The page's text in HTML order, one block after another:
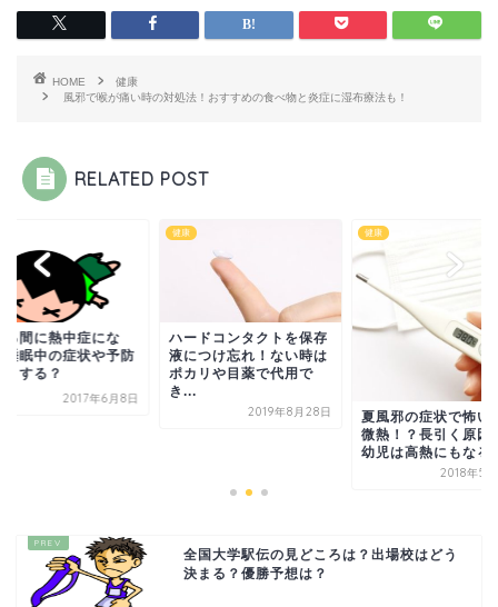
HOME
健康
風邪で喉が痛い時の対処法！おすすめの食べ物と炎症に湿布療法も！
RELATED POST
る間に熱中症にな
睡眠中の症状や予防
うする？
2017年6月8日
健康
ハードコンタクトを保存
液につけ忘れ！ない時は
ポカリや目薬で代用で
き...
2019年8月28日
健康
夏風邪の症状で怖い
微熱！？長引く原因
幼児は高熱にもなる
2018年5
全国大学駅伝の見どころは？出場校はどう
決まる？優勝予想は？